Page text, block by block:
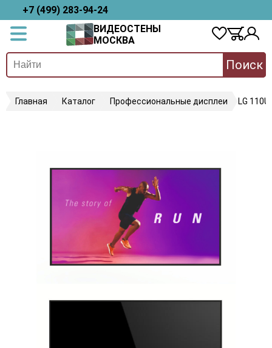
+7 (499) 283-94-24
ВИДЕОСТЕНЫ
МОСКВА
Поиск
Главная Каталог Профессиональные дисплеи LG